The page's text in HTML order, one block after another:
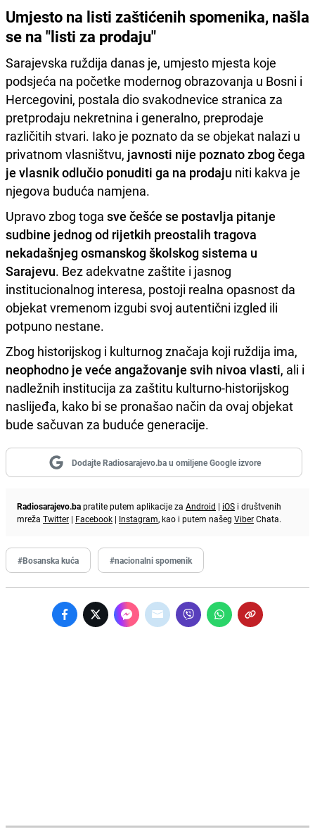
Umjesto na listi zaštićenih spomenika, našla
se na "listi za prodaju"
Sarajevska ruždija danas je, umjesto mjesta koje
podsjeća na početke modernog obrazovanja u Bosni i
Hercegovini, postala dio svakodnevice stranica za
pretprodaju nekretnina i generalno, preprodaje
različitih stvari. Iako je poznato da se objekat nalazi u
privatnom vlasništvu, javnosti nije poznato zbog čega
je vlasnik odlučio ponuditi ga na prodaju niti kakva je
njegova buduća namjena.
Upravo zbog toga sve češće se postavlja pitanje
sudbine jednog od rijetkih preostalih tragova
nekadašnjeg osmanskog školskog sistema u
Sarajevu. Bez adekvatne zaštite i jasnog
institucionalnog interesa, postoji realna opasnost da
objekat vremenom izgubi svoj autentični izgled ili
potpuno nestane.
Zbog historijskog i kulturnog značaja koji ruždija ima,
neophodno je veće angažovanje svih nivoa vlasti, ali i
nadležnih institucija za zaštitu kulturno-historijskog
naslijeđa, kako bi se pronašao način da ovaj objekat
bude sačuvan za buduće generacije.
Dodajte Radiosarajevo.ba u omiljene Google izvore
Radiosarajevo.bapratite putem aplikacije za Android | iOS i društvenih
mreža Twitter | Facebook | Instagram, kao i putem našeg ViberChata.
#Bosanska kuća #nacionalni spomenik